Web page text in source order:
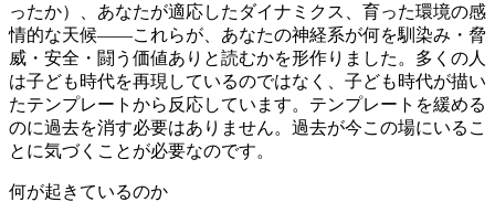
ったか）、あなたが適応したダイナミクス、育った環境の感
情的な天候——これらが、あなたの神経系が何を馴染み・脅
威・安全・闘う価値ありと読むかを形作りました。多くの人
は子ども時代を再現しているのではなく、子ども時代が描い
たテンプレートから反応しています。テンプレートを緩める
のに過去を消す必要はありません。過去が今この場にいるこ
とに気づくことが必要なのです。
何が起きているのか